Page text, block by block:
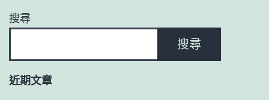
搜尋
搜尋
近期文章